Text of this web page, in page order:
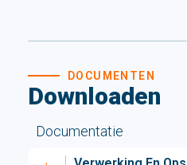
Downloaden
DOCUMENTEN
Documentatie